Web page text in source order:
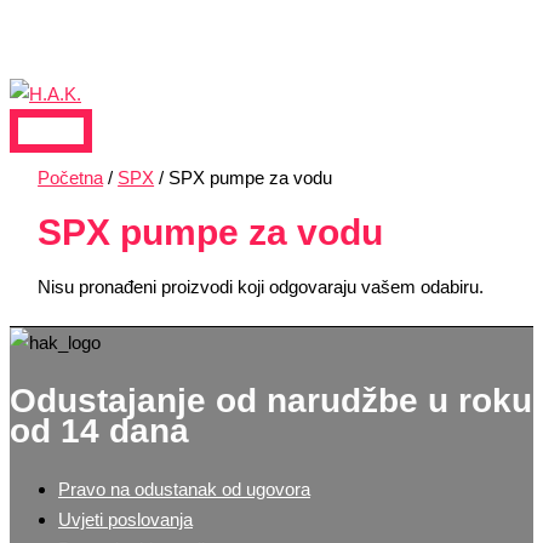
content
Početna / SPX / SPX pumpe za vodu
SPX pumpe za vodu
Nisu pronađeni proizvodi koji odgovaraju vašem odabiru.
Odustajanje od narudžbe u roku
od 14 dana
Pravo na odustanak od ugovora
Uvjeti poslovanja